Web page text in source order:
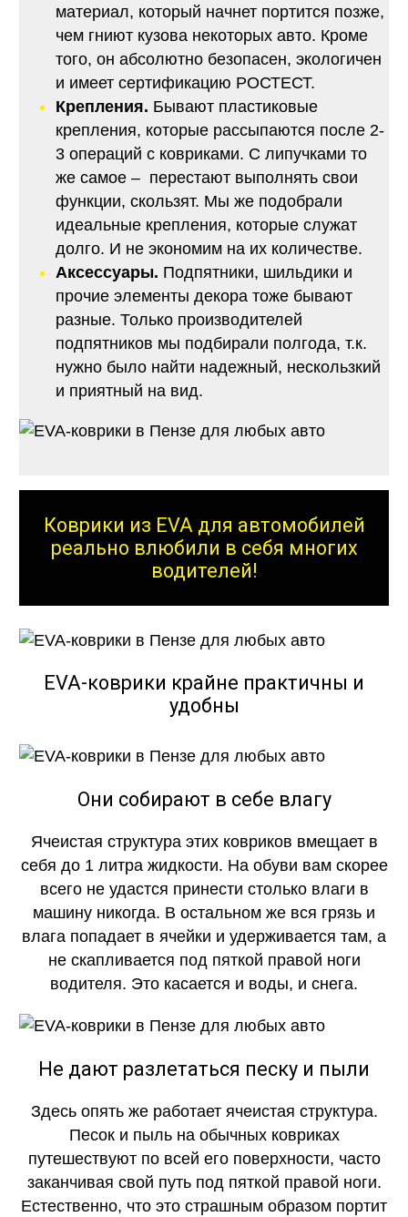
материал, который начнет портится позже,
чем гниют кузова некоторых авто. Кроме
того, он абсолютно безопасен, экологичен
и имеет сертификацию РОСТЕСТ.
Крепления. Бывают пластиковые
крепления, которые рассыпаются после 2-
3 операций с ковриками. С липучками то
же самое – перестают выполнять свои
функции, скользят. Мы же подобрали
идеальные крепления, которые служат
долго. И не экономим на их количестве.
Аксессуары. Подпятники, шильдики и
прочие элементы декора тоже бывают
разные. Только производителей
подпятников мы подбирали полгода, т.к.
нужно было найти надежный, нескользкий
и приятный на вид.
Коврики из EVA для автомобилей
реально влюбили в себя многих
водителей!
EVA-коврики крайне практичны и
удобны
Они собирают в себе влагу
Ячеистая структура этих ковриков вмещает в
себя до 1 литра жидкости. На обуви вам скорее
всего не удастся принести столько влаги в
машину никогда. В остальном же вся грязь и
влага попадает в ячейки и удерживается там, а
не скапливается под пяткой правой ноги
водителя. Это касается и воды, и снега.
Не дают разлетаться песку и пыли
Здесь опять же работает ячеистая структура.
Песок и пыль на обычных ковриках
путешествуют по всей его поверхности, часто
заканчивая свой путь под пяткой правой ноги.
Естественно, что это страшным образом портит